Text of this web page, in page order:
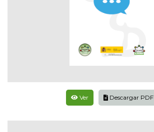
Ver Descargar PDF